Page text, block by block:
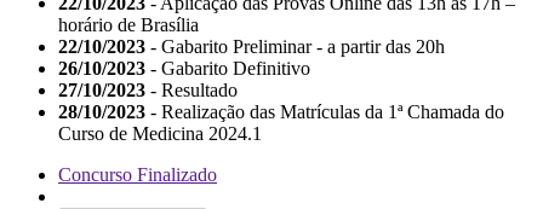
horário de Brasília
22/10/2023 - Gabarito Preliminar - a partir das 20h
26/10/2023 - Gabarito Definitivo
27/10/2023 - Resultado
28/10/2023 - Realização das Matrículas da 1ª Chamada do
Curso de Medicina 2024.1
Concurso Finalizado